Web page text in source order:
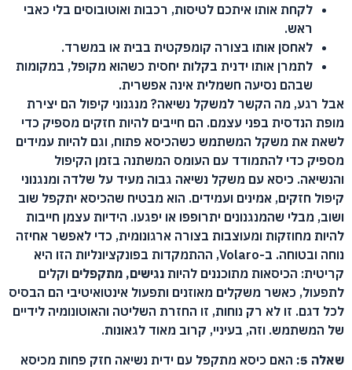
לקחת אותו איתכם לטיסות, רכבות ואוטובוסים בלי כאבי
ראש.
לאחסן אותו בצורה קומפקטית בבית או במשרד.
לתמרן אותו ידנית בקלות יחסית כשהוא מקופל, במקומות
שבהם נסיעה חשמלית אינה אפשרית.
אבל רגע, מה הקשר למשקל נשיאה? מנגנוני קיפול הם יצירת
מופת הנדסית בפני עצמם. הם חייבים להיות חזקים מספיק כדי
לשאת את משקל המשתמש כשהכיסא פתוח, וגם להיות עמידים
מספיק כדי להתמודד עם העומס המשתנה בזמן הקיפול
והנשיאה. כיסא עם משקל נשיאה גבוה מעיד על שלדה ומנגנוני
קיפול חזקים, אמינים ועמידים. הוא מבטיח שהכיסא יתקפל שוב
ושוב, מבלי שהמנגנונים יתרופפו או יפגעו. הידיות עצמן חייבות
להיות מחוזקות ומעוצבות בצורה ארגונומית, כדי לאפשר אחיזה
נוחה ובטוחה. ב-Volaro, ההתמקדות בפונקציונליות הזו היא
קריטית: הכיסאות מתוכננים להיות נגישים, מתקפלים וקלים
לתפעול, כאשר משקלים מאוזנים ותפעול אינטואיטיבי הם הבסיס
לכל דגם. זו לא רק נוחות, זו החזרת השליטה והאוטונומיה לידיים
של המשתמש. וזה, בעיניי, קרוב מאוד לגאונות.
שאלה 5:
האם כיסא מתקפל עם ידית נשיאה חזק פחות מכיסא